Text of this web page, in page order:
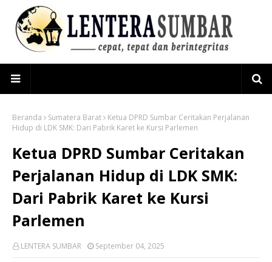
Beranda Sumatera Barat
Ketua DPRD Sumbar Ceritakan Perjalanan
Hidup di LDK SMK: Dari Pabrik Karet ke Kursi Parlemen
Ketua DPRD Sumbar Ceritakan
Perjalanan Hidup di LDK SMK:
Dari Pabrik Karet ke Kursi
Parlemen
LENTERA SUMBAR September 04, 2025